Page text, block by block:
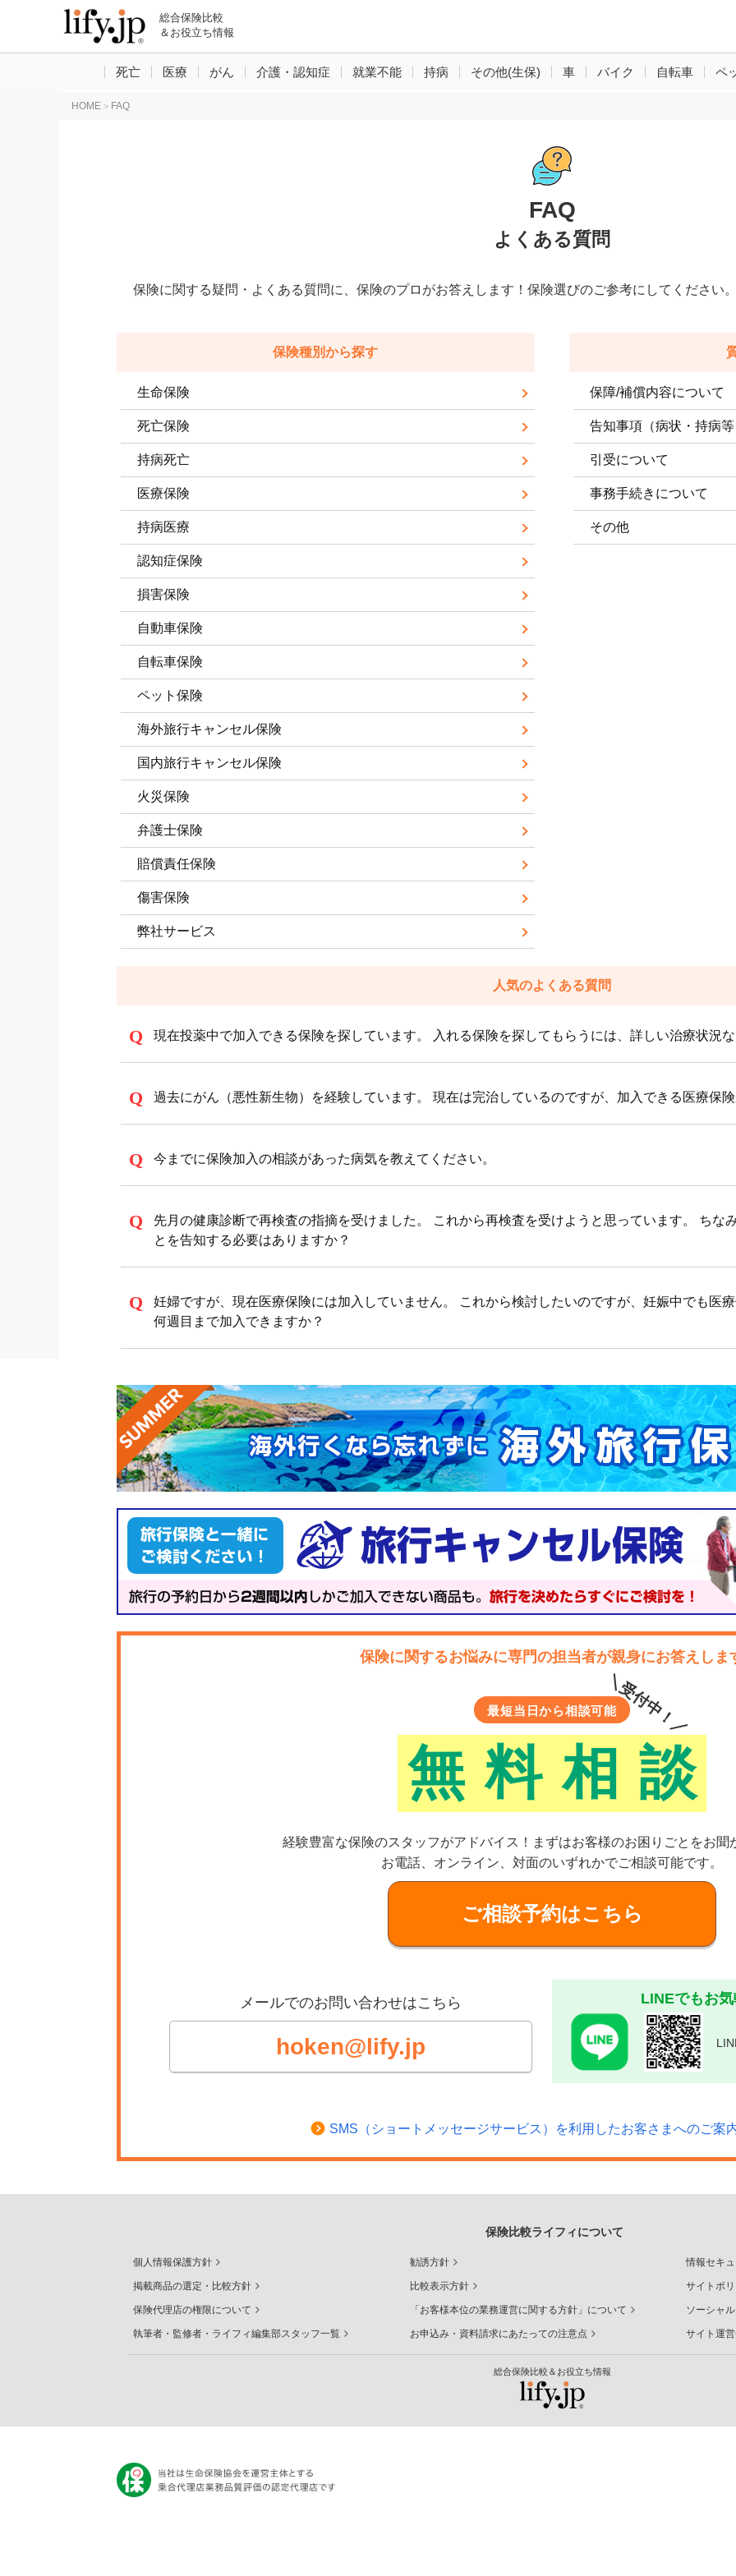
総合保険比較
＆お役立ち情報
死亡 医療 がん 介護・認知症 就業不能 持病 その他(生保) 車 バイク 自転車 ペ
HOME > FAQ
FAQ
よくある質問
保険に関する疑問・よくある質問に、保険のプロがお答えします！保険選びのご参考にしてください
保険種別から探す
生命保険
死亡保険
持病死亡
医療保険
持病医療
認知症保険
損害保険
自動車保険
自転車保険
ペット保険
海外旅行キャンセル保険
国内旅行キャンセル保険
火災保険
弁護士保険
賠償責任保険
傷害保険
弊社サービス
保障/補償内容について
告知事項（病状・持病
引受について
事務手続きについて
その他
人気のよくある質問
現在投薬中で加入できる保険を探しています。 入れる保険を探してもらうには、詳しい治療状況
過去にがん（悪性新生物）を経験しています。 現在は完治しているのですが、加入できる医療保
今までに保険加入の相談があった病気を教えてください。
先月の健康診断で再検査の指摘を受けました。 これから再検査を受けようと思っています。 ちな
とを告知する必要はありますか？
妊婦ですが、現在医療保険には加入していません。 これから検討したいのですが、妊娠中でも医
何週目まで加入できますか？
保険に関するお悩みに専門の担当者が親身にお答えしま
最短当日から相談可能
無 料 相 談
＼受付中！／
経験豊富な保険のスタッフがアドバイス！ まずはお客様のお困りごとをお聞
お電話、オンライン、対面のいずれかでご相談可能です。
ご相談予約はこちら
メールでのお問い合わせはこちら
hoken@lify.jp
LINEでもお
SMS（ショートメッセージサービス）を利用したお客さまへのご案
保険比較ライフィについて
個人情報保護方針 勧誘方針 情報セキ
掲載商品の選定・比較方針 比較表示方針 サイトポ
保険代理店の権限について 「お客様本位の業務運営に関する方針」について ソーシャ
執筆者・監修者・ライフィ編集部スタッフ一覧 お申込み・資料請求にあたっての注意点 サイト運
総合保険比較＆お役立ち情報